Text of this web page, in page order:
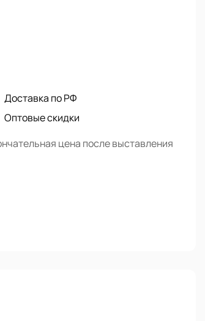
Доставка по РФ
Оптовые скидки
цена после выставления